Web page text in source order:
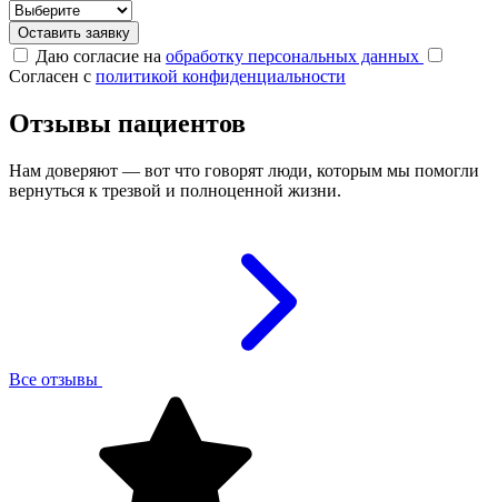
Оставить заявку
Даю согласие на обработку персональных данных
Согласен с политикой конфиденциальности
Отзывы пациентов
Нам доверяют — вот что говорят люди, которым мы помогли
вернуться к трезвой и полноценной жизни.
Все отзывы